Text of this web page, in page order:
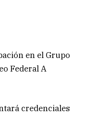
en el Grupo
Federal A
credenciales